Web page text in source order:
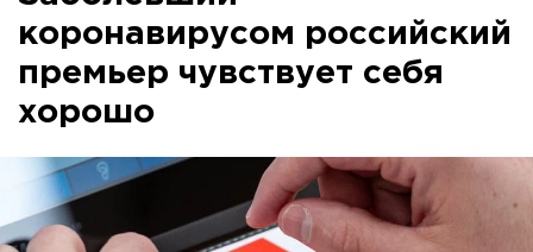
коронавирусом российский
премьер чувствует себя
хорошо